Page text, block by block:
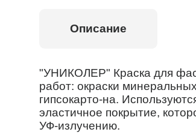
Описание
"УНИКОЛЕР" Краска для
работ: окраски
гипсокарто-на.
эластичное покрытие,
УФ-излучению.